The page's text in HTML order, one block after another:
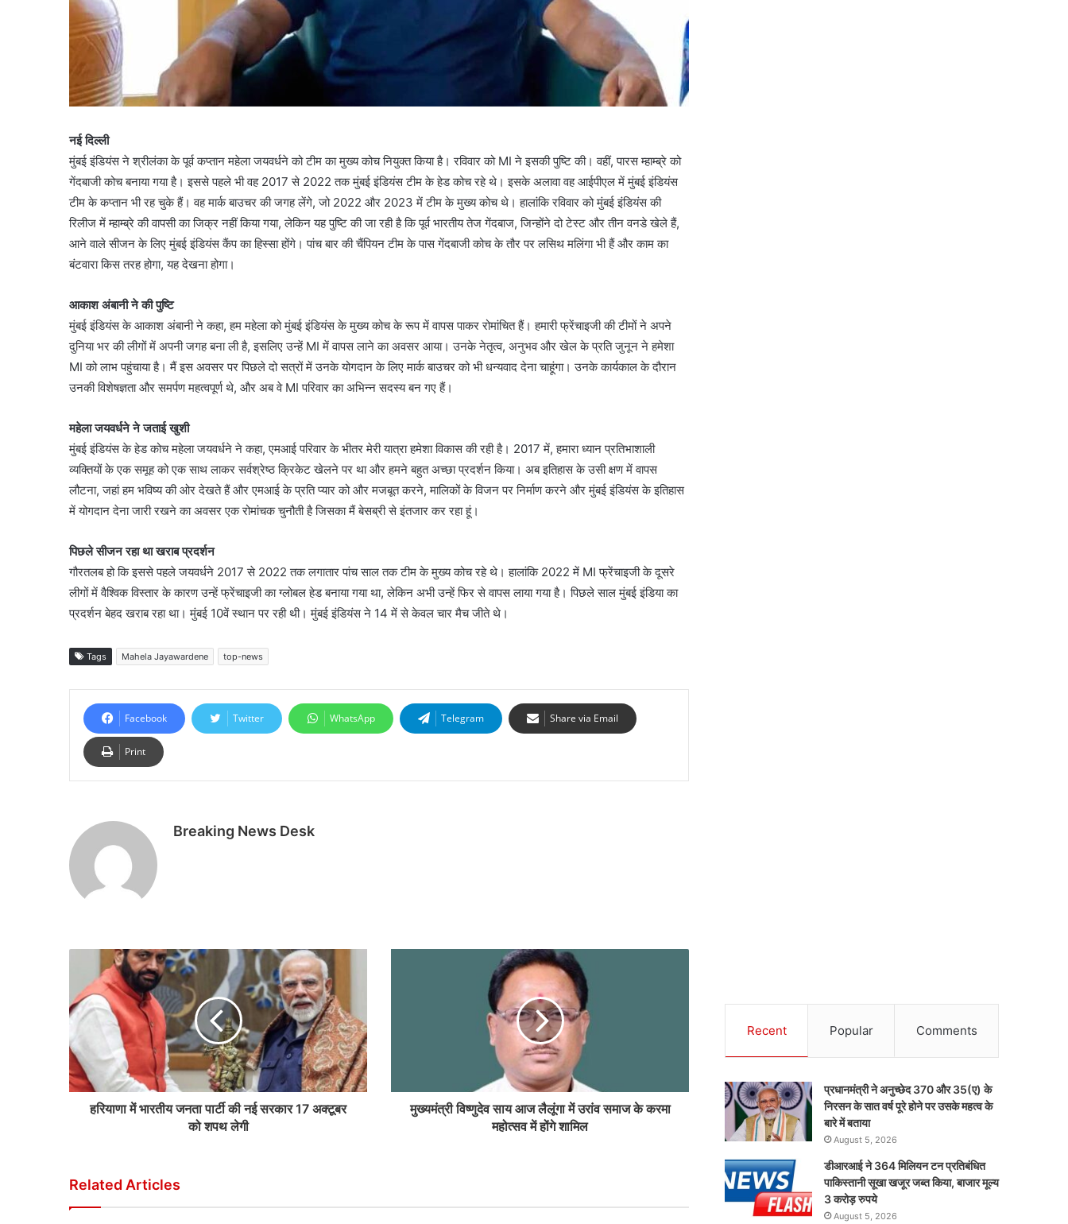
नई दिल्ली
मुंबई इंडियंस ने श्रीलंका के पूर्व कप्तान महेला जयवर्धने को टीम का मुख्य कोच नियुक्त किया है। रविवार को MI ने इसकी पुष्टि की। वहीं, पारस म्हाम्ब्रे को
गेंदबाजी कोच बनाया गया है। इससे पहले भी वह 2017 से 2022 तक मुंबई इंडियंस टीम के हेड कोच रहे थे। इसके अलावा वह आईपीएल में मुंबई इंडियंस
टीम के कप्तान भी रह चुके हैं। वह मार्क बाउचर की जगह लेंगे, जो 2022 और 2023 में टीम के मुख्य कोच थे। हालांकि रविवार को मुंबई इंडियंस की
रिलीज में म्हाम्ब्रे की वापसी का जिक्र नहीं किया गया, लेकिन यह पुष्टि की जा रही है कि पूर्व भारतीय तेज गेंदबाज, जिन्होंने दो टेस्ट और तीन वनडे खेले हैं,
आने वाले सीजन के लिए मुंबई इंडियंस कैंप का हिस्सा होंगे। पांच बार की चैंपियन टीम के पास गेंदबाजी कोच के तौर पर लसिथ मलिंगा भी हैं और काम का
बंटवारा किस तरह होगा, यह देखना होगा।
आकाश अंबानी ने की पुष्टि
मुंबई इंडियंस के आकाश अंबानी ने कहा, हम महेला को मुंबई इंडियंस के मुख्य कोच के रूप में वापस पाकर रोमांचित हैं। हमारी फ्रेंचाइजी की टीमों ने अपने
दुनिया भर की लीगों में अपनी जगह बना ली है, इसलिए उन्हें MI में वापस लाने का अवसर आया। उनके नेतृत्व, अनुभव और खेल के प्रति जुनून ने हमेशा
MI को लाभ पहुंचाया है। मैं इस अवसर पर पिछले दो सत्रों में उनके योगदान के लिए मार्क बाउचर को भी धन्यवाद देना चाहूंगा। उनके कार्यकाल के दौरान
उनकी विशेषज्ञता और समर्पण महत्वपूर्ण थे, और अब वे MI परिवार का अभिन्न सदस्य बन गए हैं।
महेला जयवर्धने ने जताई खुशी
मुंबई इंडियंस के हेड कोच महेला जयवर्धने ने कहा, एमआई परिवार के भीतर मेरी यात्रा हमेशा विकास की रही है। 2017 में, हमारा ध्यान प्रतिभाशाली
व्यक्तियों के एक समूह को एक साथ लाकर सर्वश्रेष्ठ क्रिकेट खेलने पर था और हमने बहुत अच्छा प्रदर्शन किया। अब इतिहास के उसी क्षण में वापस
लौटना, जहां हम भविष्य की ओर देखते हैं और एमआई के प्रति प्यार को और मजबूत करने, मालिकों के विजन पर निर्माण करने और मुंबई इंडियंस के इतिहास
में योगदान देना जारी रखने का अवसर एक रोमांचक चुनौती है जिसका मैं बेसब्री से इंतजार कर रहा हूं।
पिछले सीजन रहा था खराब प्रदर्शन
गौरतलब हो कि इससे पहले जयवर्धने 2017 से 2022 तक लगातार पांच साल तक टीम के मुख्य कोच रहे थे। हालांकि 2022 में MI फ्रेंचाइजी के दूसरे
लीगों में वैश्विक विस्तार के कारण उन्हें फ्रेंचाइजी का ग्लोबल हेड बनाया गया था, लेकिन अभी उन्हें फिर से वापस लाया गया है। पिछले साल मुंबई इंडिया का
प्रदर्शन बेहद खराब रहा था। मुंबई 10वें स्थान पर रही थी। मुंबई इंडियंस ने 14 में से केवल चार मैच जीते थे।
Tags Mahela Jayawardene top-news
Facebook Twitter WhatsApp Telegram Share via Email
Print
Breaking News Desk
हरियाणा में भारतीय जनता पार्टी की नई सरकार 17 अक्टूबर
को शपथ लेगी
मुख्यमंत्री विष्णुदेव साय आज लैलूंगा में उरांव समाज के करमा
महोत्सव में होंगे शामिल
Related Articles
Recent Popular Comments
प्रधानमंत्री ने अनुच्छेद 370 और 35(ए) के
निरसन के सात वर्ष पूरे होने पर उसके महत्व के
बारे में बताया
August 5, 2026
डीआरआई ने 364 मिलियन टन प्रतिबंधित
पाकिस्तानी सूखा खजूर जब्त किया, बाजार मूल्य
3 करोड़ रुपये
August 5, 2026